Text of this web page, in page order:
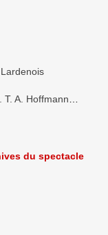
T. A. Hoffmann
du spectacle